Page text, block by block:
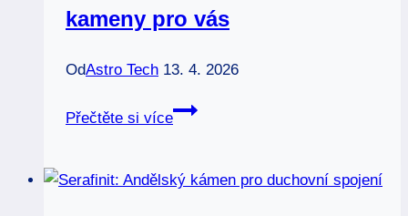
soustředění
kameny pro vás
OdAstro Tech 13. 4. 2026
Přečtěte si více
Těhotenství:
kameny